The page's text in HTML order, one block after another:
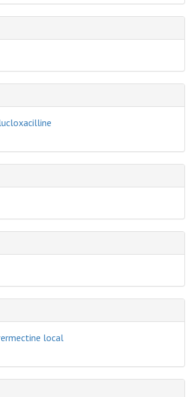
local